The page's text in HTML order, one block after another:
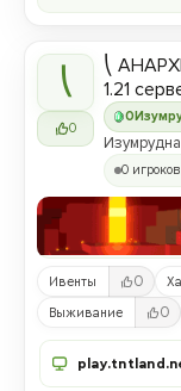
⎝
0
0
⎝
1.21
0
Ивенты 0
Выживание 0